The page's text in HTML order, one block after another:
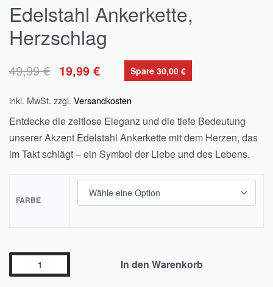
Edelstahl Ankerkette,
Herzschlag
49,99€ 19,99 € Spare 30,00 €
inkl. MwSt. zzgl. Versandkosten
Entdecke die zeitlose Eleganz und die tiefe Bedeutung
unserer Akzent Edelstahl Ankerkette mit dem Herzen, das
im Takt schlägt – ein Symbol der Liebe und des Lebens.
FARBE
In den Warenkorb